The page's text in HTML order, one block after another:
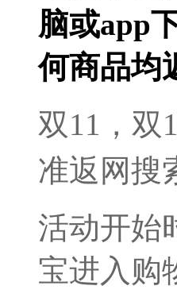
脑或app
何商品均
双11，双
准返网搜
活动开始
宝进入购